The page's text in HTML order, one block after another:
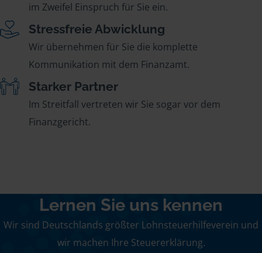
im Zweifel Einspruch für Sie ein.
Stressfreie Abwicklung
Wir übernehmen für Sie die komplette
Kommunikation mit dem Finanzamt.
Starker Partner
Im Streitfall vertreten wir Sie sogar vor dem
Finanzgericht.
Lernen Sie uns kennen
Wir sind Deutschlands größter Lohnsteuerhilfeverein und
wir machen Ihre Steuererklärung.